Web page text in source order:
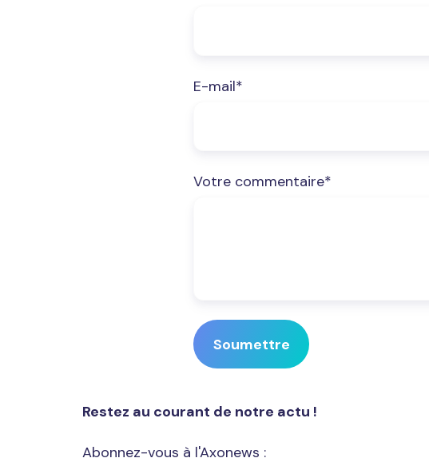
E-mail*
Votre commentaire*
Restez au courant de notre actu !
Abonnez-vous à l'Axonews :